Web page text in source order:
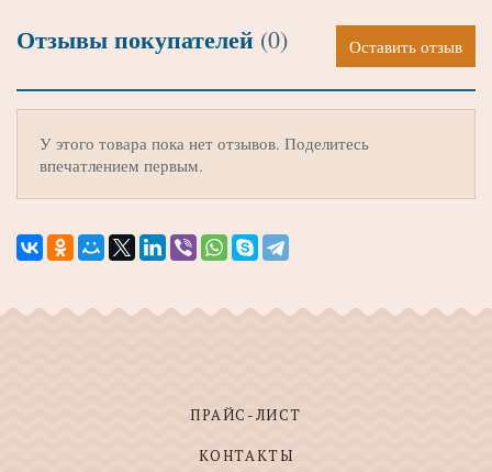
Отзывы покупателей (0) Оставить отзыв
У этого товара пока нет отзывов. Поделитесь
впечатлением первым.
ПРАЙС-ЛИСТ
КОНТАКТЫ